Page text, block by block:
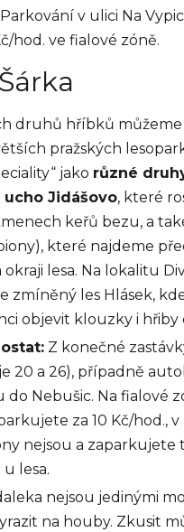
Parkování v ulici Na
hod. ve fialové zóně.
druhů hříbků můžeme
pražských
jako různé
Jidášovo, které
keřů bezu, a
které najdeme
lesa. Na lokalitu
zmíněný les Hlásek,
objevit klouzky i hřiby
Z konečné
20 a 26), případně
do Nebušic. Na fialové
za 10 Kč/hod., v
nejsou a zaparkujete
lesa.
nejsou jedinými
na houby. Zkusit